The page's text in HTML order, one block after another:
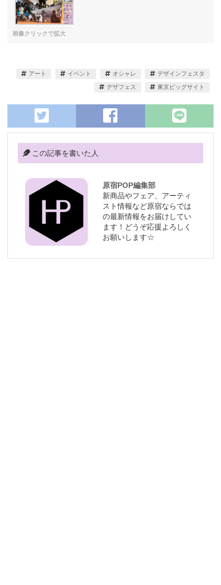
アート イベント オシャレ
デザインフェスタ
デザフェス
東京ビッグサイト
この記事を書いた人
原宿POP編集部
新商品やフェア、アーティ
スト情報など原宿ならでは
の最新情報をお届けしてい
ます！どうぞ応援よろしく
お願いします☆